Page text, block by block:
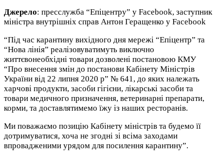
Джерело: пресслужба “Епіцентру” у Facebook, заступник
міністра внутрішніх справ Антон Геращенко у Facebook
“Під час карантину вихідного дня мережі “Епіцентр” та
“Нова лінія” реалізовуватимуть виключно
життєвонеобхідні товари дозволені постановою КМУ
“Про внесення змін до постанови Кабінету Міністрів
України від 22 липня 2020 р” № 641, до яких належать
харчові продукти, засоби гігієни, лікарські засоби та
товари медичного призначення, ветеринарні препарати,
корми, та доставлятимемо їжу із наших ресторанів.
Ми поважаємо позицію Кабінету міністрів та будемо її
дотримуватися, хоча не згодні зі всіма заходами
впровадженими урядом для посилення карантину”.